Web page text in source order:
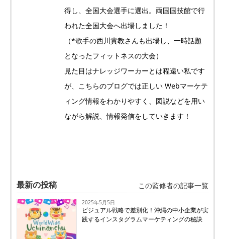
得し、全国大会選手に選出。両国国技館で行
われた全国大会へ出場しました！
（*歌手の西川貴教さんも出場し、一時話題
となったフィットネスの大会）
見た目はナレッジワーカーとは程遠い私です
が、こちらのブログでは正しい Webマーケテ
ィング情報をわかりやすく、図説などを用い
ながら解説、情報発信をしていきます！
最新の投稿 この監修者の記事一覧
2025年5月5日
ビジュアル戦略で差別化！沖縄の中小企業が実
践するインスタグラムマーケティングの秘訣